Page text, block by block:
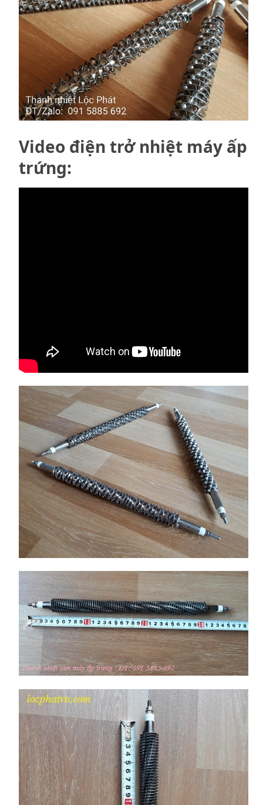
Video điện trở nhiệt máy ấp
trứng: